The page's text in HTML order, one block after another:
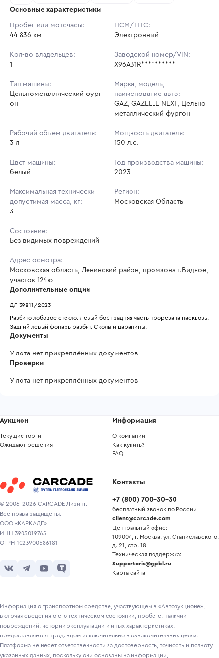
Шаг торгов: 22 736 ₽
Кол-во ставок:
Ставок не найдено
в аукционах
Основные характеристики
Пробег или моточасы:
44 836 км
ПСМ/ПТС:
Электронный
Кол-во владельцев:
1
Заводской номер/VIN:
X96A31R**********
Тип машины:
Цельнометаллический фург
он
Марка, модель,
наименование авто:
GAZ, GAZELLE NEXT, Цельно
металлический фургон
Рабочий объем двигателя:
3 л
Мощность двигателя:
150 л.с.
Цвет машины:
белый
Год производства машины:
2023
Максимальная технически
допустимая масса, кг:
3
Регион:
Московская Область
Состояние:
Без видимых повреждений
Адрес осмотра:
Московская область, Ленинский район, промзона г.Видное,
участок 124ю
Дополнительные опции
ДЛ 39811/2023
Разбито лобовое стекло. Левый борт задняя часть прорезана насквозь.
Задний левый фонарь разбит. Сколы и царапины.
Документы
У лота нет прикреплённых документов
Проверки
У лота нет прикреплённых документов
© 2006-2026 CARCADE Лизинг.
Все права защищены.
ООО «КАРКАДЕ»
ИНН 3905019765
ОГРН 1023900586181
Аукцион
Текущие торги
Ожидают решения
Информация
О компании
Как купить?
FAQ
Контакты
+7 (800) 700-30-30
бесплатный звонок по России
client@carcade.com
Центральный офис:
109004, г. Москва, ул. Станиславского,
д. 21, стр. 18
Техническая поддержка:
Supportoris@gpbl.ru
Карта сайта
Информация о транспортном средстве, участвующем в «Автоаукционе»,
включая сведения о его техническом состоянии, пробеге, наличии
повреждений, истории эксплуатации и иных характеристиках,
предоставляется продавцом исключительно в ознакомительных целях.
Платформа не несет ответственности за достоверность, точность и полноту
указанных данных, поскольку они основаны на информации,